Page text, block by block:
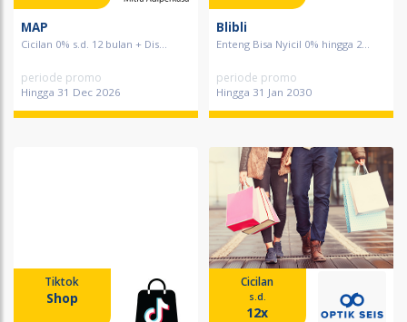
MAP
Cicilan 0% s.d. 12 bulan + Dis...
periode promo
Hingga 31 Dec 2026
Blibli
Enteng Bisa Nyicil 0% hingga 2...
periode promo
Hingga 31 Jan 2030
Tiktok
Shop
Cicilan
s.d.
12x